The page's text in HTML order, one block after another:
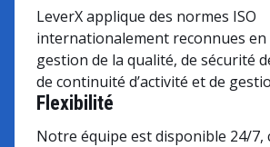
LeverX applique des normes ISO
internationalement reconnues en
gestion de la qualité, de sécurité
de continuité d’activité et de
Flexibilité
Notre équipe est disponible 24/7,